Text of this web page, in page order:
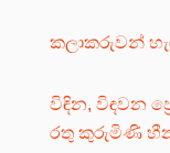
කලාකරුවන්
විඳින, විඳවන
රතු කුරුමිණි